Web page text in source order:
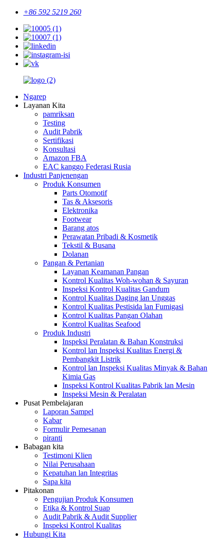
+86 592 5219 260
Ngarep
Layanan Kita
pamriksan
Testing
Audit Pabrik
Sertifikasi
Konsultasi
Amazon FBA
EAC kanggo Federasi Rusia
Industri Panjenengan
Produk Konsumen
Parts Otomotif
Tas & Aksesoris
Elektronika
Footwear
Barang atos
Perawatan Pribadi & Kosmetik
Tekstil & Busana
Dolanan
Pangan & Pertanian
Layanan Keamanan Pangan
Kontrol Kualitas Woh-wohan & Sayuran
Inspeksi Kontrol Kualitas Gandum
Kontrol Kualitas Daging lan Unggas
Kontrol Kualitas Pestisida lan Fumigasi
Kontrol Kualitas Pangan Olahan
Kontrol Kualitas Seafood
Produk Industri
Inspeksi Peralatan & Bahan Konstruksi
Kontrol lan Inspeksi Kualitas Energi &
Pembangkit Listrik
Kontrol lan Inspeksi Kualitas Minyak & Bahan
Kimia Gas
Inspeksi Kontrol Kualitas Pabrik lan Mesin
Inspeksi Mesin & Peralatan
Pusat Pembelajaran
Laporan Sampel
Kabar
Formulir Pemesanan
piranti
Babagan kita
Testimoni Klien
Nilai Perusahaan
Kepatuhan lan Integritas
Sapa kita
Pitakonan
Pengujian Produk Konsumen
Etika & Kontrol Suap
Audit Pabrik & Audit Supplier
Inspeksi Kontrol Kualitas
Hubungi Kita